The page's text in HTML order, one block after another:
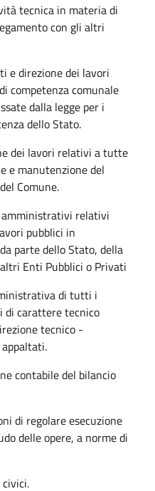
tecnica in materia di
con gli altri
e direzione dei lavori
competenza comunale
dalla legge per i
dello Stato.
dei lavori relativi a tutte
e manutenzione del
Comune.
relativi
pubblici in
parte dello Stato, della
Enti Pubblici o Privati
di tutti i
di carattere tecnico
tecnico -
contabile del bilancio
di regolare esecuzione
delle opere, a norme di